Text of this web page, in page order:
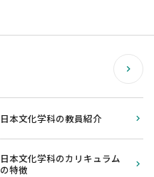
日本文化学科の教員紹介
日本文化学科のカリキュラム
の特徴